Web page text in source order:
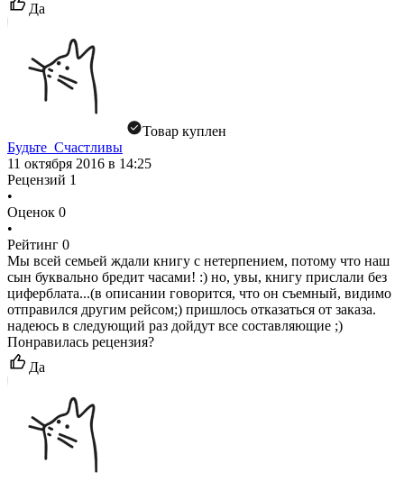
Да
Товар куплен
Будьте_Счастливы
11 октября 2016 в 14:25
Рецензий 1
•
Оценок 0
•
Рейтинг 0
Мы всей семьей ждали книгу с нетерпением, потому что наш
сын буквально бредит часами! :) но, увы, книгу прислали без
циферблата...(в описании говорится, что он съемный, видимо
отправился другим рейсом;) пришлось отказаться от заказа.
надеюсь в следующий раз дойдут все составляющие ;)
Понравилась рецензия?
Да